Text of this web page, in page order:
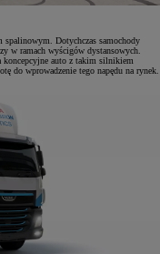
Dotychczas samochody
w ramach wyścigów dystansowych.
koncepcyjne auto z takim silnikiem
do wprowadzenie tego napędu na rynek.